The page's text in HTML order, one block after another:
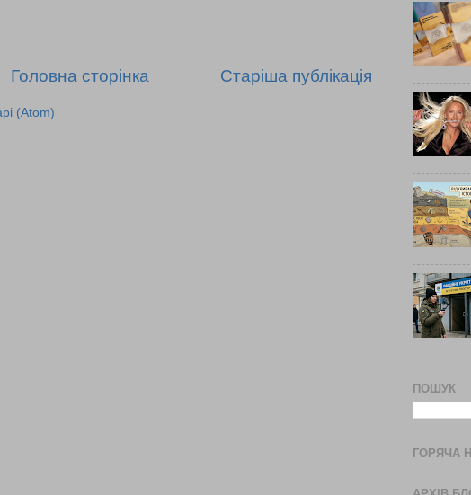
Старіша публікація
Головна сторінка
(Atom)
ПОШУК
ГОРЯЧА